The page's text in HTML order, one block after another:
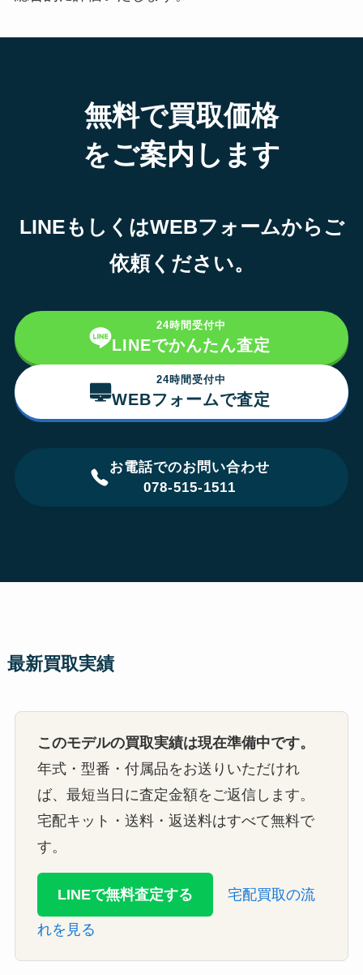
無料で買取価格
をご案内します
LINEもしくはWEBフォームからご
依頼ください。
24時間受付中
LINEでかんたん査定
24時間受付中
WEBフォームで査定
お電話でのお問い合わせ
078-515-1511
最新買取実績
このモデルの買取実績は現在準備中です。
年式・型番・付属品をお送りいただけれ
ば、最短当日に査定金額をご返信します。
宅配キット・送料・返送料はすべて無料で
す。
LINEで無料査定する 宅配買取の流
れを見る